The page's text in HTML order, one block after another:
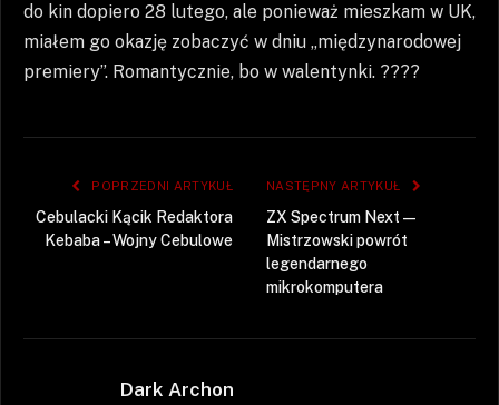
do kin dopiero 28 lutego, ale ponieważ mieszkam w UK,
miałem go okazję zobaczyć w dniu „międzynarodowej
premiery”. Romantycznie, bo w walentynki. ????
POPRZEDNI ARTYKUŁ
Cebulacki Kącik Redaktora
Kebaba – Wojny Cebulowe
NASTĘPNY ARTYKUŁ
ZX Spectrum Next —
Mistrzowski powrót
legendarnego
mikrokomputera
Dark Archon